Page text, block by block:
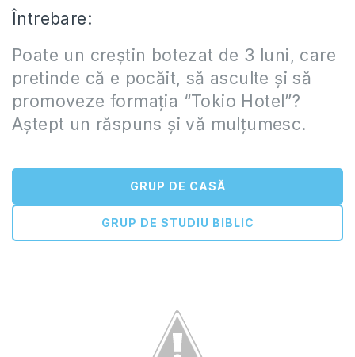
Întrebare:
Poate un creștin botezat de 3 luni, care
pretinde că e pocăit, să asculte și să
promoveze formația “Tokio Hotel”?
Aștept un răspuns și vă mulțumesc.
GRUP DE CASĂ
GRUP DE STUDIU BIBLIC